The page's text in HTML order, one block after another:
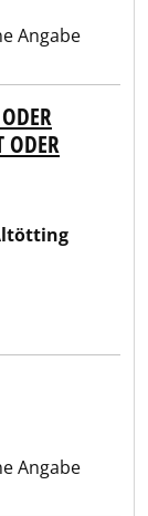
Angabe
ODER
Angabe